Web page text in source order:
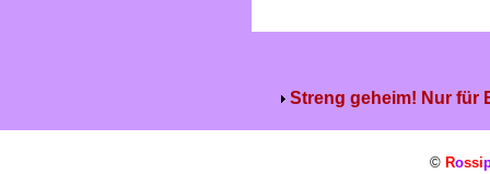
Streng geheim! Nur für
© Rossi